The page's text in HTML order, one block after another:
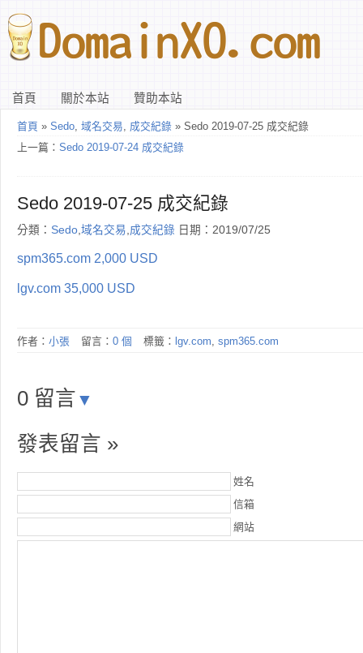
首頁 關於本站 贊助本站
首頁 » Sedo, 域名交易, 成交紀錄 » Sedo 2019-07-25 成交紀錄
上一篇： Sedo 2019-07-24 成交紀錄
Sedo 2019-07-25 成交紀錄
分類： Sedo,域名交易,成交紀錄 日期：2019/07/25
spm365.com 2,000 USD
lgv.com 35,000 USD
作者： 小張 留言： 0 個 標籤： lgv.com, spm365.com
0 留言 ▼
發表留言 »
姓名
信箱
網站